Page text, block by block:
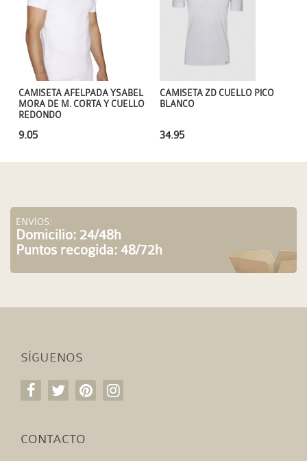
CAMISETA ZD CUELLO PICO
BLANCO
34.95
CAMISETA AFELPADA YSABEL
MORA DE M. CORTA Y CUELLO
REDONDO
9.05
ENVÍOS:
Domicilio: 24/48h
Puntos recogida: 48/72h
SÍGUENOS
CONTACTO